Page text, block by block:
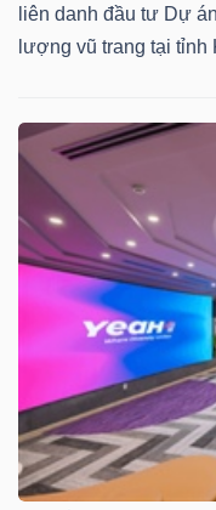
liên danh đầu tư Dự
lượng vũ trang tại